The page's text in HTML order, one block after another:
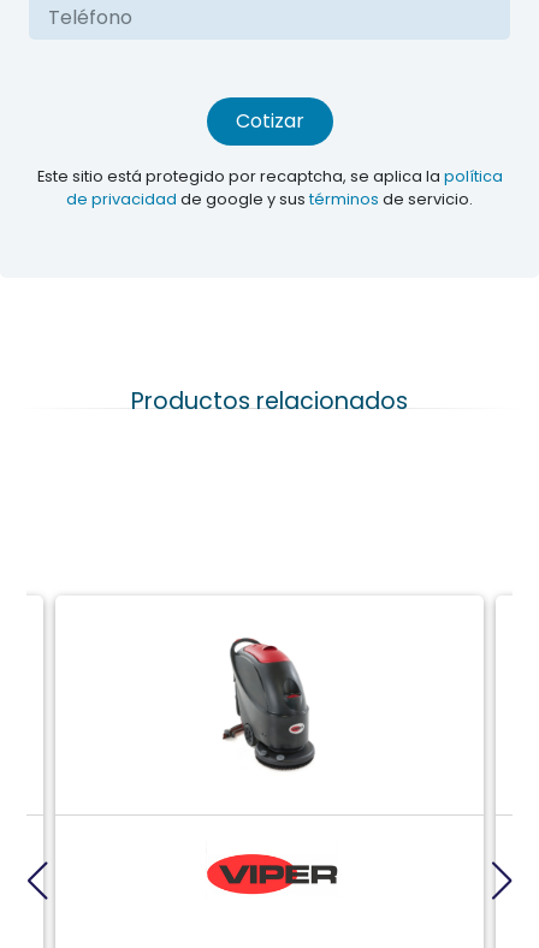
Cotizar
Este sitio está protegido por recaptcha, se aplica la política
de privacidad de google y sus términos de servicio.